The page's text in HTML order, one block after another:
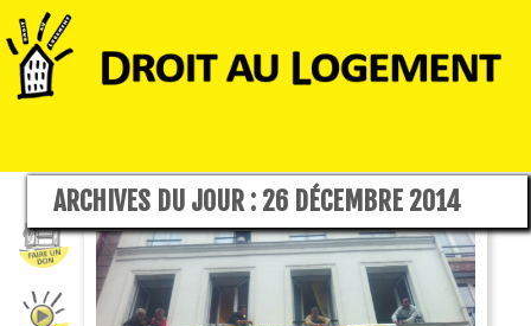
ARCHIVES DU JOUR : 26 DÉCEMBRE 2014